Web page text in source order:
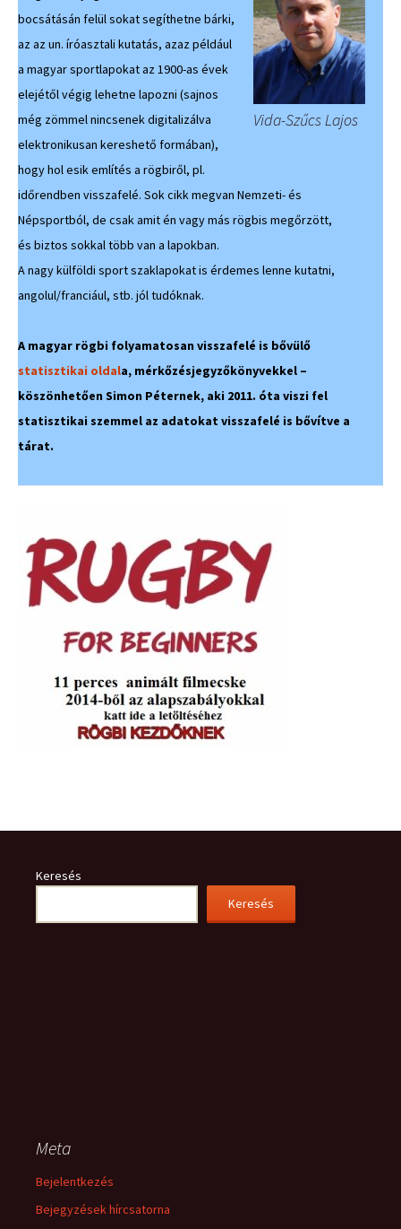
Vida-Szűcs Lajos
bocsátásán felül sokat segíthetne bárki,
az az un. íróasztali kutatás, azaz például
a magyar sportlapokat az 1900-as évek
elejétől végig lehetne lapozni (sajnos
még zömmel nincsenek digitalizálva
elektronikusan kereshető formában),
hogy hol esik említés a rögbiről, pl.
időrendben visszafelé. Sok cikk megvan Nemzeti- és
Népsportból, de csak amit én vagy más rögbis megőrzött,
és biztos sokkal több van a lapokban.
A nagy külföldi sport szaklapokat is érdemes lenne kutatni,
angolul/franciául, stb. jól tudóknak.
A magyar rögbi folyamatosan visszafelé is bővülő
statisztikai oldala, mérkőzésjegyzőkönyvekkel –
köszönhetően Simon Péternek, aki 2011. óta viszi fel
statisztikai szemmel az adatokat visszafelé is bővítve a
tárat.
Keresés
Keresés
Meta
Bejelentkezés
Bejegyzések hírcsatorna